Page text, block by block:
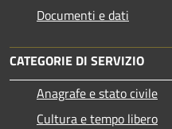
Documenti e dati
CATEGORIE DI SERVIZIO
Anagrafe e stato civile
Cultura e tempo libero